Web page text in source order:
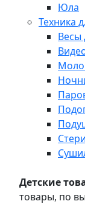
Юла
Техника
Весы
Детские
товары, по